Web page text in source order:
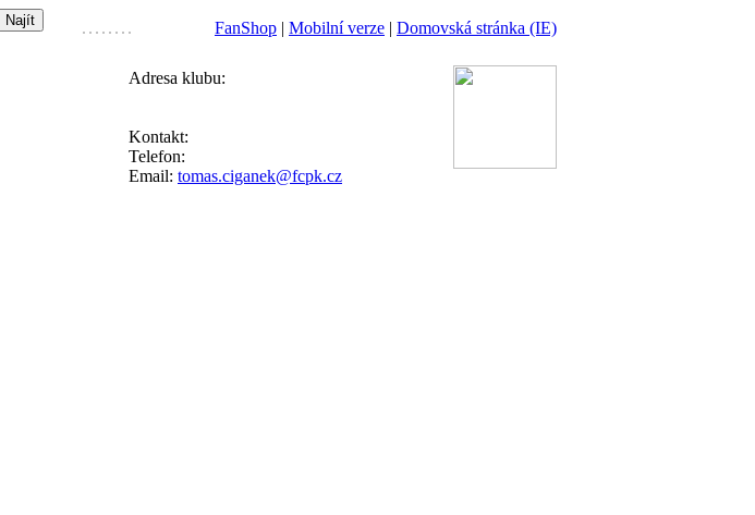
FanShop | Mobilní verze | Domovská stránka (IE)
Adresa klubu:
Kontakt:
Telefon:
Email: tomas.ciganek@fcpk.cz